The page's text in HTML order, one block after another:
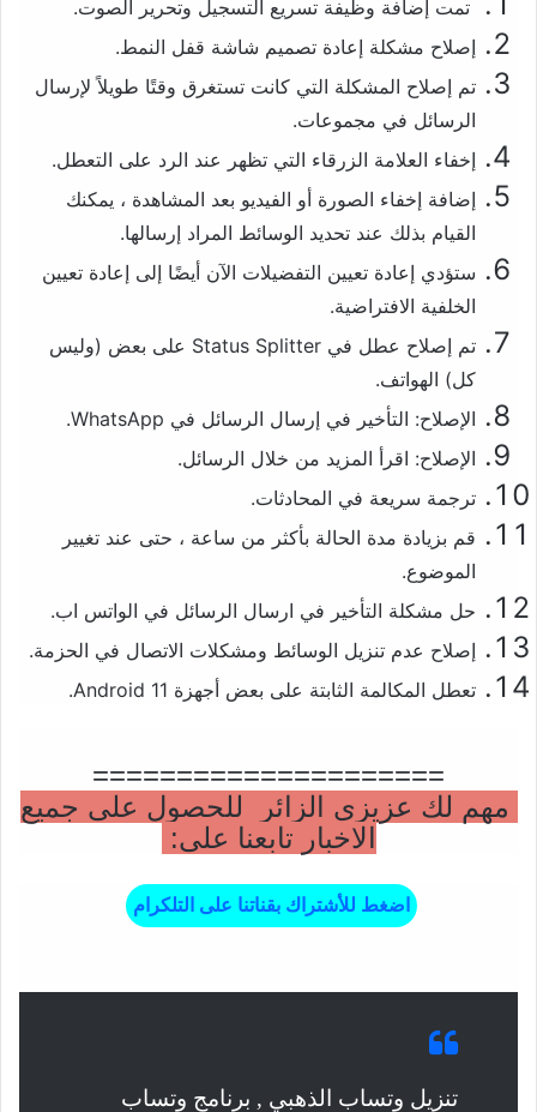
تمت إضافة وظيفة تسريع التسجيل وتحرير الصوت.
إصلاح مشكلة إعادة تصميم شاشة قفل النمط.
تم إصلاح المشكلة التي كانت تستغرق وقتًا طويلاً لإرسال
الرسائل في مجموعات.
إخفاء العلامة الزرقاء التي تظهر عند الرد على التعطل.
إضافة إخفاء الصورة أو الفيديو بعد المشاهدة ، يمكنك
القيام بذلك عند تحديد الوسائط المراد إرسالها.
ستؤدي إعادة تعيين التفضيلات الآن أيضًا إلى إعادة تعيين
الخلفية الافتراضية.
تم إصلاح عطل في Status Splitter على بعض (وليس
كل) الهواتف.
الإصلاح: التأخير في إرسال الرسائل في WhatsApp.
الإصلاح: اقرأ المزيد من خلال الرسائل.
ترجمة سريعة في المحادثات.
قم بزيادة مدة الحالة بأكثر من ساعة ، حتى عند تغيير
الموضوع.
حل مشكلة التأخير في ارسال الرسائل في الواتس اب.
إصلاح عدم تنزيل الوسائط ومشكلات الاتصال في الحزمة.
تعطل المكالمة الثابتة على بعض أجهزة Android 11.
=====================
مهم لك عزيزي الزائر للحصول على جميع
الاخبار تابعنا على:
اضغط للأشتراك بقناتنا على التلكرام
تنزيل وتساب الذهبي , برنامج وتساب